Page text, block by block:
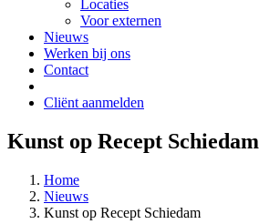
Locaties
Voor externen
Nieuws
Werken bij ons
Contact
Cliënt aanmelden
Kunst op Recept Schiedam
Home
Nieuws
Kunst op Recept Schiedam